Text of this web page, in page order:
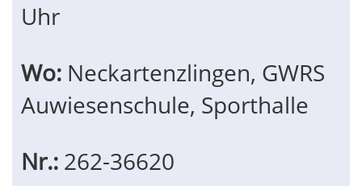
Uhr
Wo: Neckartenzlingen, GWRS
Auwiesenschule, Sporthalle
Nr.: 262-36620